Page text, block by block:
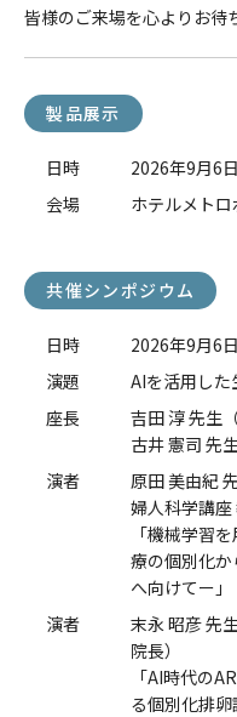
皆様のご来場を心よりお待
製品展示
日時
2026年9月6日
会場
ホテルメト
共催シンポジウム
日時
2026年9月6
演題
AIを活用した
座長
吉田 淳 先生
古井 憲司 先
演者
原田 美由紀
婦人科学講座
「機械学習
療の個別化
へ向けてー」
演者
末永 昭彦 先
院長）
「AI時代の
る個別化排卵